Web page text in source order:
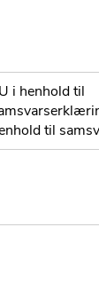
i henhold til
til